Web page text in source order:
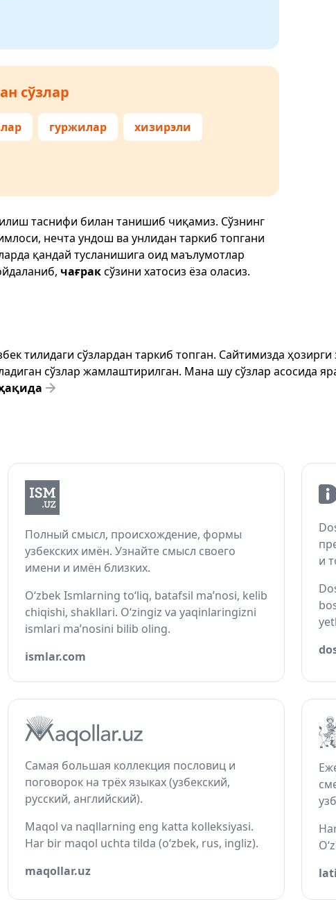
сўзлар
гуржилар хизирэли
таснифи билан танишиб чиқамиз. Сўзнинг
нечта ундош ва унлидан таркиб топгани
қандай тусланишига оид маълумотлар
чағраксўзини хатосиз ёза оласиз.
тилидаги сўзлардан таркиб топган. Сайтимизда
сўзлар жамлаштирилган. Мана шу сўзлар асосида
Полный смысл, происхождение, формы
узбекских имён. Узнайте смысл своего
имени и имён близких.
O‘zbek Ismlarning to‘liq, batafsil ma’nosi, kelib
chiqishi, shakllari. O‘zingiz va yaqinlaringizni
ismlari ma’nosini bilib oling.
ismlar.com
и
Самая большая коллекция пословиц и
поговорок на трёх языках (узбекский,
русский, английский).
Maqol va naqllarning eng katta kolleksiyasi.
Har bir maqol uchta tilda (o‘zbek, rus, ingliz).
maqollar.uz